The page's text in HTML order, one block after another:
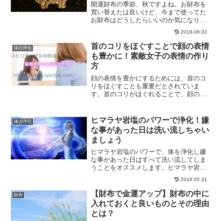
開運財布の季節、秋ですよね。お財布を
買い替えたは良いけど、今まで使ってた
お財布はどうしたらいいのか気になりま
せんか？お財布の処分方法について、取
っておくのと捨てるのとどっちがいいの
かなどについてもご紹介していきます。
風水的に見たお財布の捨て方は？
2019.06.02
体の浄化
首のコリをほぐすことで顔の表情
も豊かに！素敵女子の表情の作り
方
顔の表情を豊かにするためには、首のコ
リをほぐすことも重要だとされていま
す。首のコリがほぐれることで、顔の表
子の表情の作り方について、解説しま
す。
体の浄化
ヒマラヤ岩塩のパワーで浄化！嫌
な事があった日は洗い流しちゃい
ましょう
ヒマラヤ岩塩のパワーで、体を浄化し嫌
な事があった日はすべて洗い流してしま
うことをオススメします。ヒマラヤ岩塩
の効果、効能、ピンクと黒のヒマラヤ岩
塩の違いなどをお伝えいたします。
2019.05.31
財布
【財布で金運アップ】財布の中に
入れておくと良いものとその理由
とは？